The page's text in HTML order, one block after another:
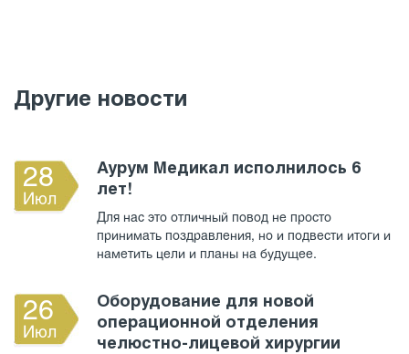
Другие новости
28
Июл
Аурум Медикал исполнилось 6
лет!
Для нас это отличный повод не просто
принимать поздравления, но и подвести итоги и
наметить цели и планы на будущее.
26
Июл
Оборудование для новой
операционной отделения
челюстно-лицевой хирургии